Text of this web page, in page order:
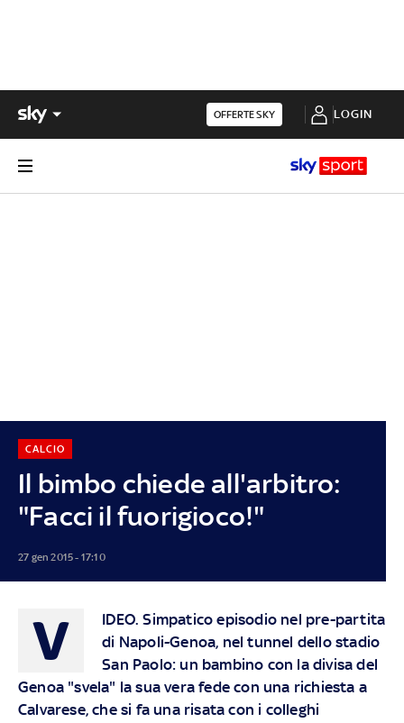
OFFERTE SKY LOGIN
Il bimbo chiede all'arbitro:
"Facci il fuorigioco!"
CALCIO
27 gen 2015 - 17:10
V IDEO. Simpatico episodio nel pre-partita
di Napoli-Genoa, nel tunnel dello stadio
San Paolo: un bambino con la divisa del
Genoa "svela" la sua vera fede con una richiesta a
Calvarese, che si fa una risata con i colleghi